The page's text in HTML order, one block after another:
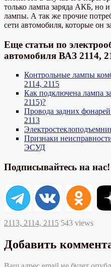
только лампа заряда АКБ, но
лампы. А так же прочие
сети автомобиля, которые он
Еще статьи по
автомобиля ВАЗ 2114,
Контрольные лампы
2114, 2115
Как подключена лампа
2115)?
Провода задних
2113
Признаки
ЭСУД
Подписывайтесь на нас!
2113, 2114, 2115 543 views
Добавить